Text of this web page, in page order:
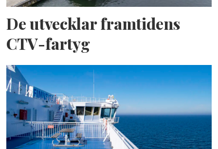
De utvecklar framtidens
CTV-fartyg